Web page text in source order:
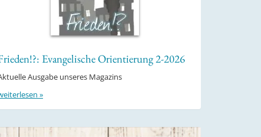
Evangelische Orientierung 2-2026
Ausgabe unseres Magazins
»